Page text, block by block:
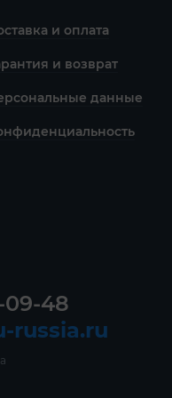
и оплата
и возврат
данные
09-48
russia.ru